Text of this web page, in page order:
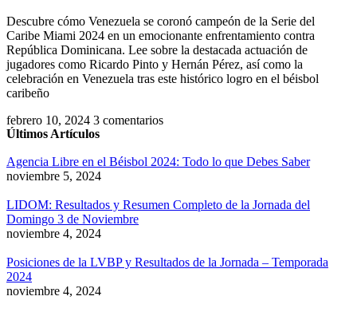
Descubre cómo Venezuela se coronó campeón de la Serie del
Caribe Miami 2024 en un emocionante enfrentamiento contra
República Dominicana. Lee sobre la destacada actuación de
jugadores como Ricardo Pinto y Hernán Pérez, así como la
celebración en Venezuela tras este histórico logro en el béisbol
caribeño
febrero 10, 2024 3 comentarios
Últimos Artículos
Agencia Libre en el Béisbol 2024: Todo lo que Debes Saber
noviembre 5, 2024
LIDOM: Resultados y Resumen Completo de la Jornada del
Domingo 3 de Noviembre
noviembre 4, 2024
Posiciones de la LVBP y Resultados de la Jornada – Temporada
2024
noviembre 4, 2024